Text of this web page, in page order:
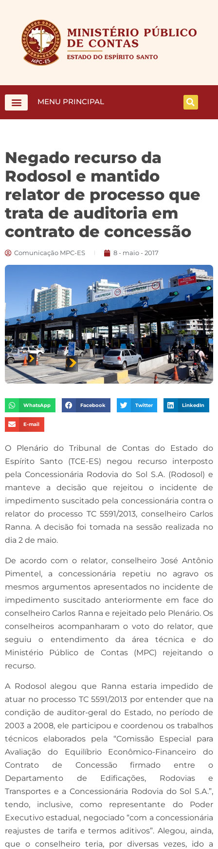
MENU PRINCIPAL
Negado recurso da
Rodosol e mantido
relator de processo que
trata de auditoria em
contrato de concessão
Comunicação MPC-ES 8 - maio - 2017
WhatsApp Facebook Twitter LinkedIn
E-mail
O Plenário do Tribunal de Contas do Estado do
Espírito Santo (TCE-ES) negou recurso interposto
pela Concessionária Rodovia do Sol S.A. (Rodosol) e
manteve a decisão que rejeitou o incidente de
impedimento suscitado pela concessionária contra o
relator do processo TC 5591/2013, conselheiro Carlos
Ranna. A decisão foi tomada na sessão realizada no
dia 2 de maio.
De acordo com o relator, conselheiro José Antônio
Pimentel, a concessionária repetiu no agravo os
mesmos argumentos apresentados no incidente de
impedimento suscitado anteriormente em face do
conselheiro Carlos Ranna e rejeitado pelo Plenário. Os
conselheiros acompanharam o voto do relator, que
seguiu o entendimento da área técnica e do
Ministério Público de Contas (MPC) rejeitando o
recurso.
A Rodosol alegou que Ranna estaria impedido de
atuar no processo TC 5591/2013 por entender que na
condição de auditor-geral do Estado, no período de
2003 a 2008, ele participou e coordenou os trabalhos
técnicos elaborados pela “Comissão Especial para
Avaliação do Equilíbrio Econômico-Financeiro do
Contrato de Concessão firmado entre o
Departamento de Edificações, Rodovias e
Transportes e a Concessionária Rodovia do Sol S.A.”,
tendo, inclusive, como representante do Poder
Executivo estadual, negociado “com a concessionária
reajustes de tarifa e termos aditivos”. Alegou, ainda,
que o conselheiro teria, por diversas vezes, ido a